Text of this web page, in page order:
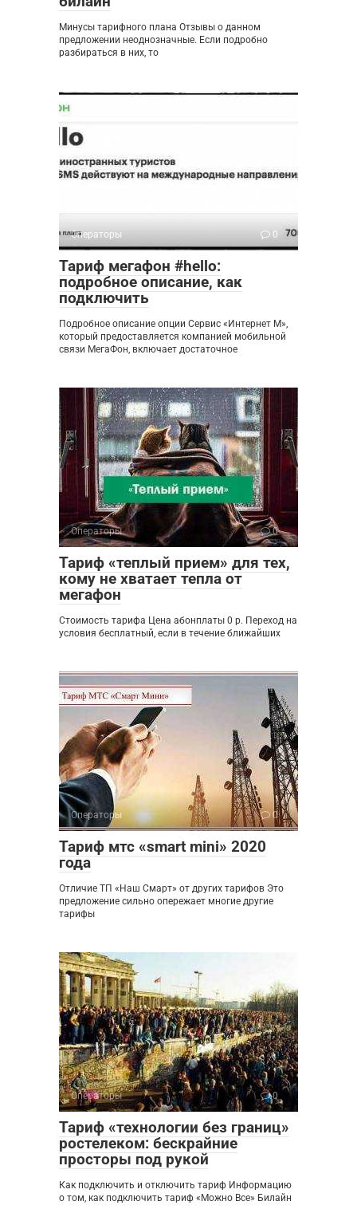
Минусы тарифного плана Отзывы о данном
предложении неоднозначные. Если подробно
разбираться в них, то
Операторы 0
Тариф мегафон #hello:
подробное описание, как
подключить
Подробное описание опции Сервис «Интернет М»,
который предоставляется компанией мобильной
связи МегаФон, включает достаточное
Операторы 0
Тариф «теплый прием» для тех,
кому не хватает тепла от
мегафон
Стоимость тарифа Цена абонплаты 0 р. Переход на
условия бесплатный, если в течение ближайших
Операторы 0
Тариф мтс «smart mini» 2020
года
Отличие ТП «Наш Смарт» от других тарифов Это
предложение сильно опережает многие другие
тарифы
Операторы 0
Тариф «технологии без границ»
ростелеком: бескрайние
просторы под рукой
Как подключить и отключить тариф Информацию
о том, как подключить тариф «Можно Все» Билайн